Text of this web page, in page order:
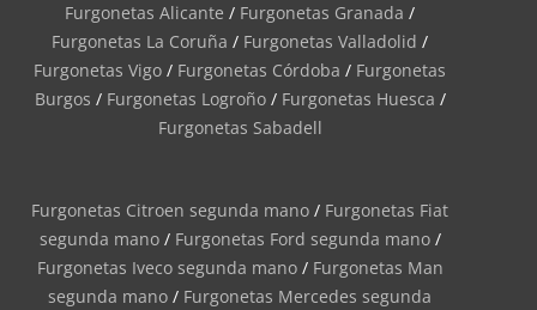
Furgonetas Alicante / Furgonetas Granada /
Furgonetas La Coruña / Furgonetas Valladolid /
Furgonetas Vigo / Furgonetas Córdoba / Furgonetas
Burgos / Furgonetas Logroño/ Furgonetas Huesca /
Furgonetas Sabadell
Furgonetas Citroen segunda mano / Furgonetas Fiat
segunda mano/ Furgonetas Ford segunda mano/
Furgonetas Iveco segunda mano/ Furgonetas Man
segunda mano / Furgonetas Mercedes segunda